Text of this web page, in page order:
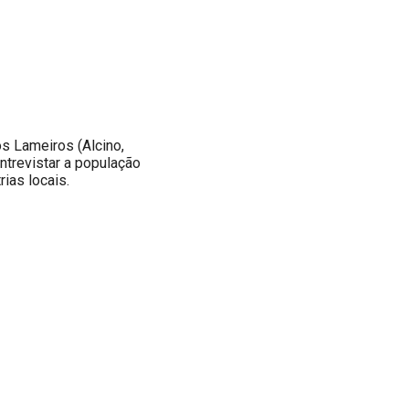
Lameiros (Alcino,
a população
locais.